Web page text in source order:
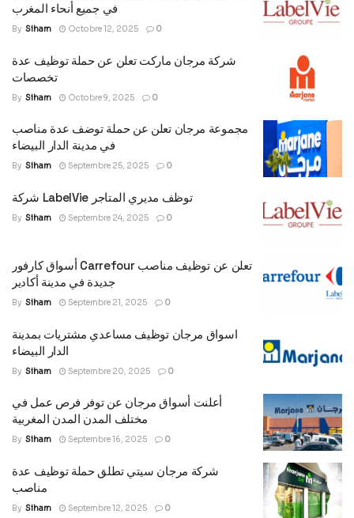
في جميع أنحاء المغرب
By Siham Octobre 12, 2025 0
شركة مرجان ماركت تعلن عن حملة توظيف عدة
تخصصات
By Siham Octobre 9, 2025 0
مجموعة مرجان تعلن عن حملة توضف عدة مناصب
في مدينة الدار البيضاء
By Siham Septembre 25, 2025 0
شركة LabelVie توظف مديري المتاجر
By Siham Septembre 24, 2025 0
أسواق كارفور Carrefour تعلن عن توظيف مناصب
جديدة في مدينة أكادير
By Siham Septembre 21, 2025 0
اسواق مرجان توظيف مساعدي مشتريات بمدينة
الدار البيضاء
By Siham Septembre 20, 2025 0
أعلنت أسواق مرجان عن توفر فرص عمل في
مختلف المدن المدن المغربية
By Siham Septembre 16, 2025 0
شركة مرجان سيتي تطلق حملة توظيف عدة
مناصب
By Siham Septembre 12, 2025 0